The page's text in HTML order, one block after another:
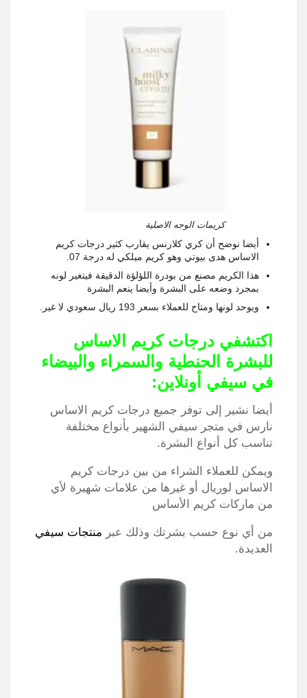
كريمات الوجه الاصلية
أيضا نوضح أن كري كلارنس يقارب كثير درجات كريم
الاساس هدى بيوتي وهو كريم ميلكي له درجة 07.
هذا الكريم مصنع من بودرة اللؤلؤة الدقيقة فيتغير لونه
بمجرد وضعه على البشرة وأيضا ينعم البشرة
ويوحد لونها ومتاح للعملاء بسعر 193 ريال سعودي لا غير.
اكتشفي درجات كريم الاساس
للبشرة الحنطية والسمراء والبيضاء
في سيفي أونلاين:
أيضا نشير إلى توفر جميع درجات كريم الاساس
نارس في متجر سيفي الشهير بأنواع مختلفة
تناسب كل أنواع البشرة.
ويمكن للعملاء الشراء من بين درجات كريم
الاساس لوريال أو غيرها من علامات شهيرة لأي
من ماركات كريم الأساس
من أي نوع حسب بشرتك وذلك عبر منتجات سيفي
العديدة.